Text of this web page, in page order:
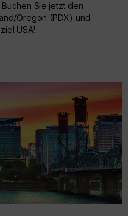
Sie jetzt den
Oregon (PDX) und
USA!